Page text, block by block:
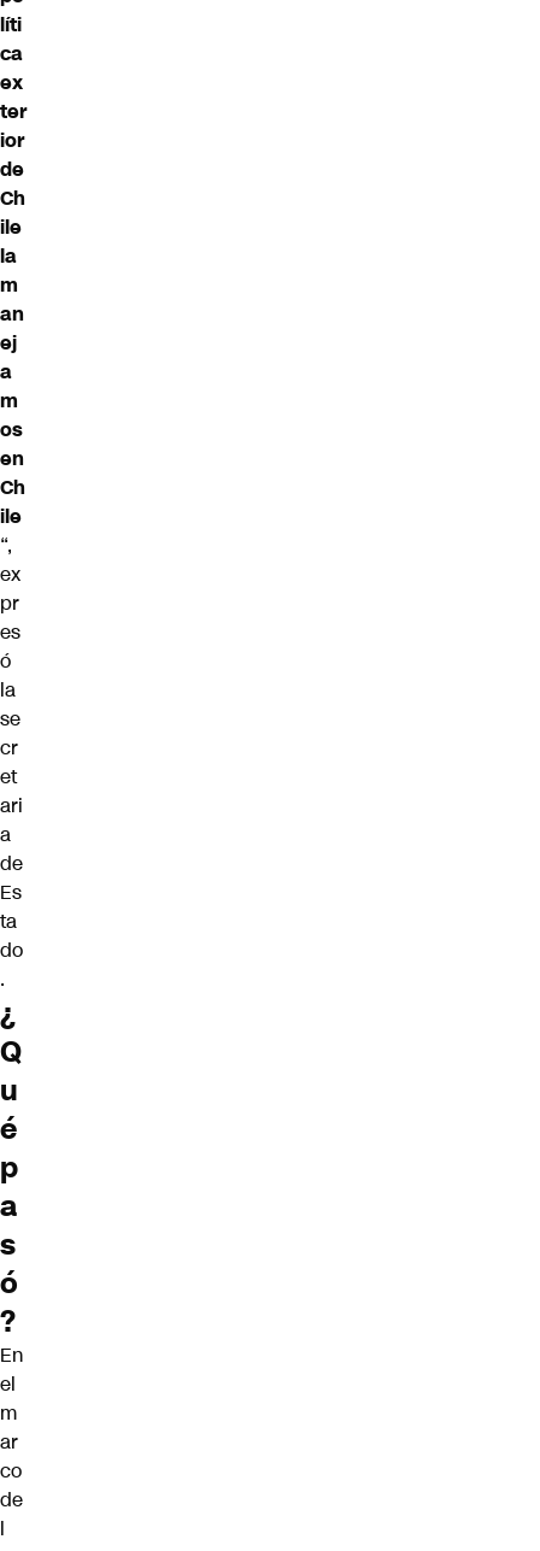
líti
ca
ex
ter
ior
de
Ch
ile
la
m
an
ej
a
m
os
en
Ch
ile
“,
ex
pr
es
ó
la
se
cr
et
ari
a
de
Es
ta
do
.
¿
Q
u
é
p
a
s
ó
?
En
el
m
ar
co
de
l